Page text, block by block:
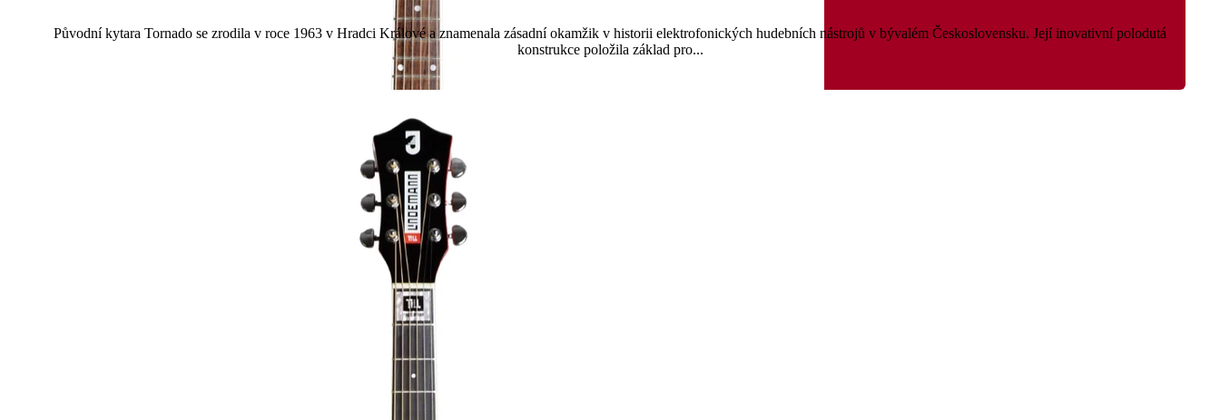
Původní kytara Tornado se zrodila v roce 1963 v Hradci Králové a znamenala zásadní okamžik v historii elektrofonických hudebních nástrojů v bývalém Československu. Její inovativní polodutá
konstrukce položila základ pro...